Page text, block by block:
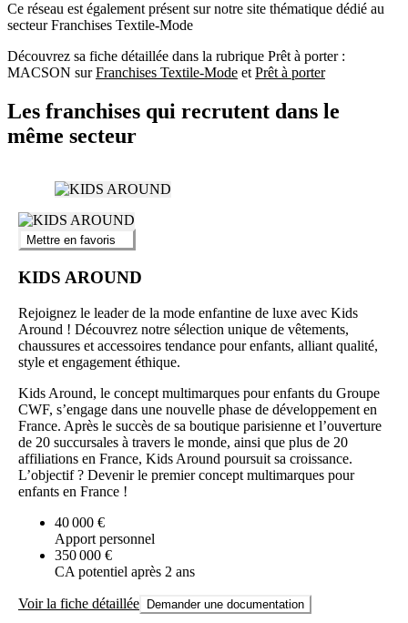
Ce réseau est également présent sur notre site thématique dédié au
secteur Franchises Textile-Mode
Découvrez sa fiche détaillée dans la rubrique Prêt à porter :
MACSON surFranchises Textile-Mode et Prêt à porter
Les franchises qui recrutent dans le
même secteur
Mettre en favoris
KIDS AROUND
Rejoignez le leader de la mode enfantine de luxe avec Kids
Around ! Découvrez notre sélection unique de vêtements,
chaussures et accessoires tendance pour enfants, alliant qualité,
style et engagement éthique.
Kids Around, le concept multimarques pour enfants du Groupe
CWF, s’engage dans une nouvelle phase de développement en
France. Après le succès de sa boutique parisienne et l’ouverture
de 20 succursales à travers le monde, ainsi que plus de 20
affiliations en France, Kids Around poursuit sa croissance.
L’objectif ? Devenir le premier concept multimarques pour
enfants en France !
40 000 €
Apport personnel
350 000 €
CA potentiel après 2 ans
Voir la fiche détaillée Demander une documentation